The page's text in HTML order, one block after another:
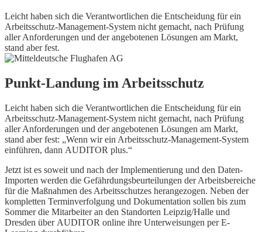
Leicht haben sich die Verantwortlichen die Entscheidung für ein
Arbeitsschutz-Management-System nicht gemacht, nach Prüfung
aller Anforderungen und der angebotenen Lösungen am Markt,
stand aber fest.
Punkt-Landung im Arbeitsschutz
Leicht haben sich die Verantwortlichen die Entscheidung für ein
Arbeitsschutz-Management-System nicht gemacht, nach Prüfung
aller Anforderungen und der angebotenen Lösungen am Markt,
stand aber fest: „Wenn wir ein Arbeitsschutz-Management-System
einführen, dann AUDITOR plus.“
Jetzt ist es soweit und nach der Implementierung und den Daten-
Importen werden die Gefährdungsbeurteilungen der Arbeitsbereiche
für die Maßnahmen des Arbeitsschutzes herangezogen. Neben der
kompletten Terminverfolgung und Dokumentation sollen bis zum
Sommer die Mitarbeiter an den Standorten Leipzig/Halle und
Dresden über AUDITOR online ihre Unterweisungen per E-